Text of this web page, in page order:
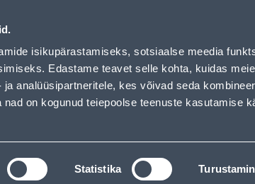
isikupärastamiseks, sotsiaalse meedia
Edastame teavet selle kohta, kuidas
analüüsipartneritele, kes võivad seda
on kogunud teiepoolse teenuste kasutamise
Statistika
частных клиентов Услуги
ПОИСК
АРЕНДА ИНСТРУМЕНТОВ